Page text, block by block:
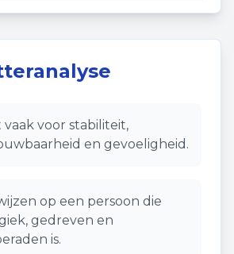
vaak voor stabiliteit,
en gevoeligheid.
op een persoon die
gedreven en
is.